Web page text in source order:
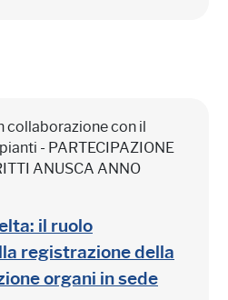
collaborazione con il
- PARTECIPAZIONE
ANUSCA ANNO
il ruolo
registrazione della
organi in sede